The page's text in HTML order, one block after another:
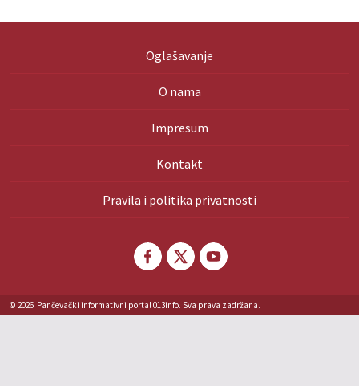
Oglašavanje
O nama
Impresum
Kontakt
Pravila i politika privatnosti
© 2026 Pančevački informativni portal 013info. Sva prava zadržana.